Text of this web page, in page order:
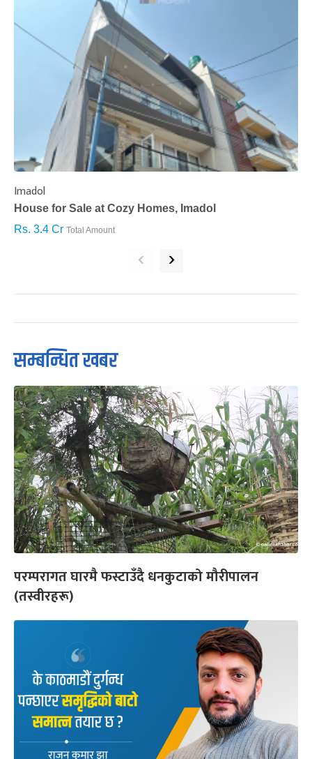
Imadol
House for Sale at Cozy Homes, Imadol
Rs. 3.4 Cr Total Amount
‹ ›
सम्बन्धित खबर
परम्परागत घारमै फस्टाउँदै धनकुटाको मौरीपालन
(तस्वीरहरू)